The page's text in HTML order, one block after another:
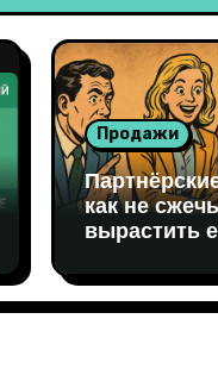
Продажи
как не
вырастить